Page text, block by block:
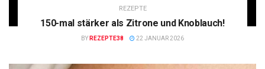
REZEPTE
150-mal stärker als Zitrone und Knoblauch!
BY REZEPTE38 22 JANUAR 2026